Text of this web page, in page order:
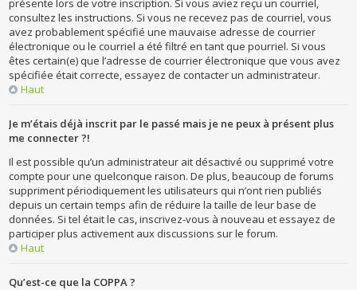
présente lors de votre inscription. Si vous aviez reçu un courriel,
consultez les instructions. Si vous ne recevez pas de courriel, vous
avez probablement spécifié une mauvaise adresse de courrier
électronique ou le courriel a été filtré en tant que pourriel. Si vous
êtes certain(e) que l’adresse de courrier électronique que vous avez
spécifiée était correcte, essayez de contacter un administrateur.
Haut
Je m’étais déjà inscrit par le passé mais je ne peux à présent plus
me connecter ?!
Il est possible qu’un administrateur ait désactivé ou supprimé votre
compte pour une quelconque raison. De plus, beaucoup de forums
suppriment périodiquement les utilisateurs qui n’ont rien publiés
depuis un certain temps afin de réduire la taille de leur base de
données. Si tel était le cas, inscrivez-vous à nouveau et essayez de
participer plus activement aux discussions sur le forum.
Haut
Qu’est-ce que la COPPA ?